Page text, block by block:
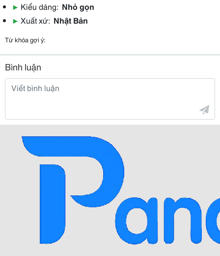
▶ Kiểu dáng: Nhỏ gọn
▶ Xuất xứ: Nhật Bản
Từ khóa gợi ý:
Bình luận